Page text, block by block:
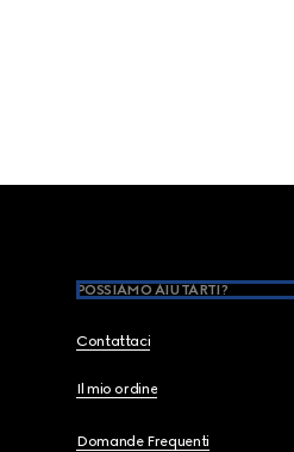
POSSIAMO AIUTARTI?
Contattaci
Il mio ordine
Domande Frequenti